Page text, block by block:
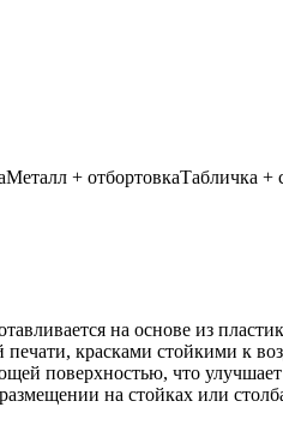
Металл + отбортовкаТабличка +
на основе из
красками стойкими к
поверхностью, что
на стойках или